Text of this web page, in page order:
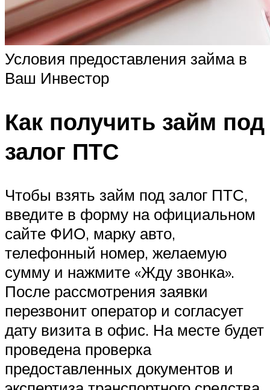
Условия предоставления займа в
Ваш Инвестор
Как получить займ под
залог ПТС
Чтобы взять займ под залог ПТС,
введите в форму на официальном
сайте ФИО, марку авто,
телефонный номер, желаемую
сумму и нажмите «Жду звонка».
После рассмотрения заявки
перезвонит оператор и согласует
дату визита в офис. На месте будет
проведена проверка
предоставленных документов и